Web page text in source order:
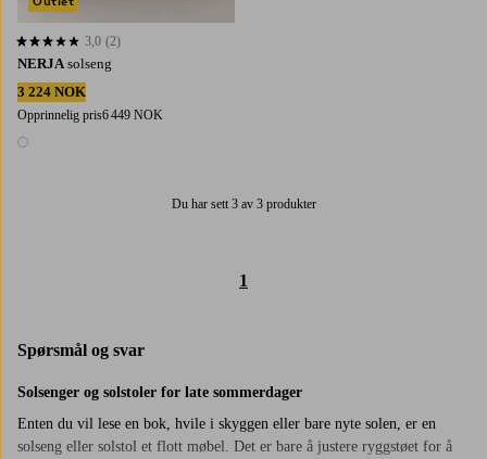
NERJA solseng
3 224 NOK
Opprinnelig pris6 449 NOK
1 farge
3,0 basert på 2 karaktergivninger
3,0 (2)
Du har sett 3 av 3 produkter
1
Spørsmål og svar
Solsenger og solstoler for late sommerdager
Enten du vil lese en bok, hvile i skyggen eller bare nyte solen, er en
solseng eller solstol et flott møbel. Det er bare å justere ryggstøet for å